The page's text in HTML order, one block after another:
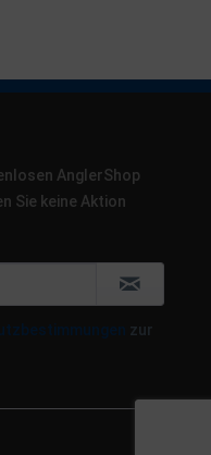
AnglerShop
Sie keine Aktion
zur